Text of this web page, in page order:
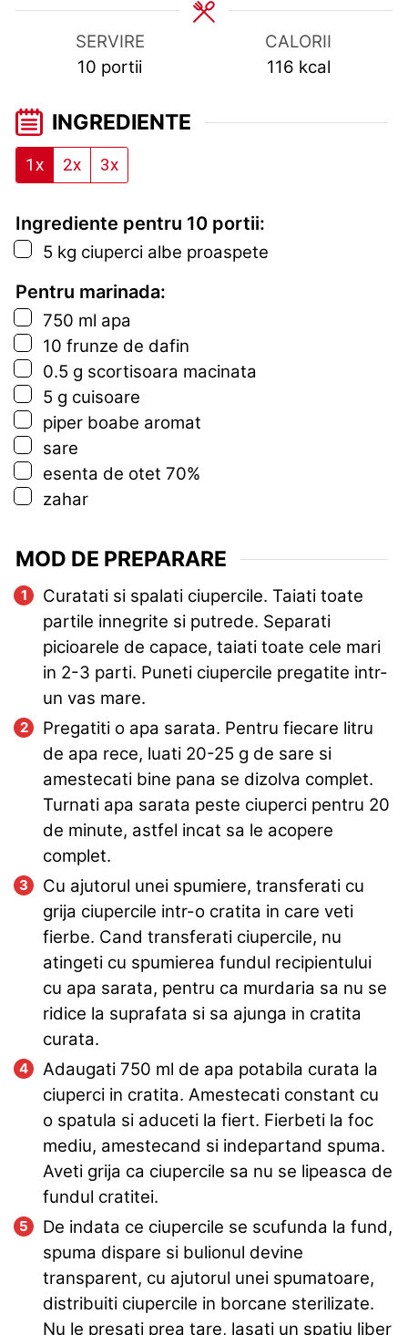
SERVIRE
10 portii
CALORII
116 kcal
INGREDIENTE
1x 2x 3x
Ingrediente pentru 10 portii:
▢
5 kg ciuperci albe proaspete
Pentru marinada:
▢
750 ml apa
▢
10 frunze de dafin
▢
0.5 g scortisoara macinata
▢
5 g cuisoare
▢
piper boabe aromat
▢
sare
▢
esenta de otet 70%
▢
zahar
MOD DE PREPARARE
Curatati si spalati ciupercile. Taiati toate
partile innegrite si putrede. Separati
picioarele de capace, taiati toate cele mari
in 2-3 parti. Puneti ciupercile pregatite intr-
un vas mare.
Pregatiti o apa sarata. Pentru fiecare litru
de apa rece, luati 20-25 g de sare si
amestecati bine pana se dizolva complet.
Turnati apa sarata peste ciuperci pentru 20
de minute, astfel incat sa le acopere
complet.
Cu ajutorul unei spumiere, transferati cu
grija ciupercile intr-o cratita in care veti
fierbe. Cand transferati ciupercile, nu
atingeti cu spumierea fundul recipientului
cu apa sarata, pentru ca murdaria sa nu se
ridice la suprafata si sa ajunga in cratita
curata.
Adaugati 750 ml de apa potabila curata la
ciuperci in cratita. Amestecati constant cu
o spatula si aduceti la fiert. Fierbeti la foc
mediu, amestecand si indepartand spuma.
Aveti grija ca ciupercile sa nu se lipeasca de
fundul cratitei.
De indata ce ciupercile se scufunda la fund,
spuma dispare si bulionul devine
transparent, cu ajutorul unei spumatoare,
distribuiti ciupercile in borcane sterilizate.
Nu le presati prea tare, lasati un spatiu liber